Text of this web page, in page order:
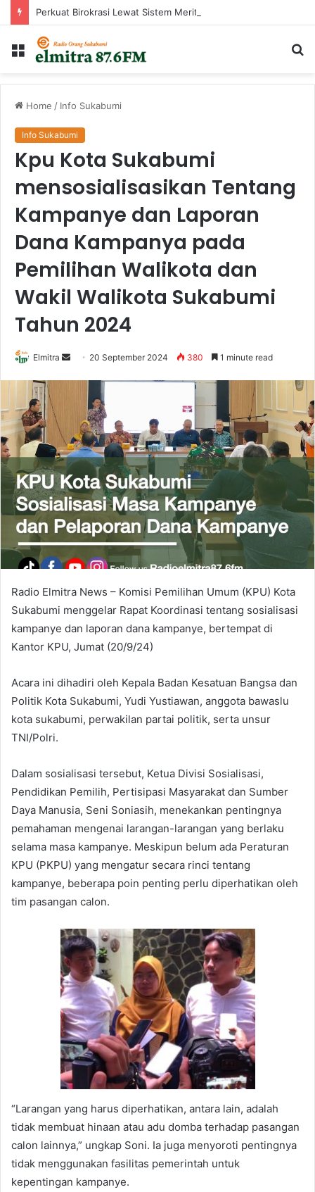
Menu
Home / Info Sukabumi
Info Sukabumi
Kpu Kota Sukabumi
mensosialisasikan Tentang
Kampanye dan Laporan
Dana Kampanya pada
Pemilihan Walikota dan
Wakil Walikota Sukabumi
Tahun 2024
Elmitra
Send
email
20 September 2024 380 1 minute read
Radio Elmitra News – Komisi Pemilihan Umum (KPU) Kota
Sukabumi menggelar Rapat Koordinasi tentang sosialisasi
kampanye dan laporan dana kampanye, bertempat di
Kantor KPU, Jumat (20/9/24)
Acara ini dihadiri oleh Kepala Badan Kesatuan Bangsa dan
Politik Kota Sukabumi, Yudi Yustiawan, anggota bawaslu
kota sukabumi, perwakilan partai politik, serta unsur
TNI/Polri.
Dalam sosialisasi tersebut, Ketua Divisi Sosialisasi,
Pendidikan Pemilih, Pertisipasi Masyarakat dan Sumber
Daya Manusia, Seni Soniasih, menekankan pentingnya
pemahaman mengenai larangan-larangan yang berlaku
selama masa kampanye. Meskipun belum ada Peraturan
KPU (PKPU) yang mengatur secara rinci tentang
kampanye, beberapa poin penting perlu diperhatikan oleh
tim pasangan calon.
“Larangan yang harus diperhatikan, antara lain, adalah
tidak membuat hinaan atau adu domba terhadap pasangan
calon lainnya,” ungkap Soni. Ia juga menyoroti pentingnya
tidak menggunakan fasilitas pemerintah untuk
kepentingan kampanye.